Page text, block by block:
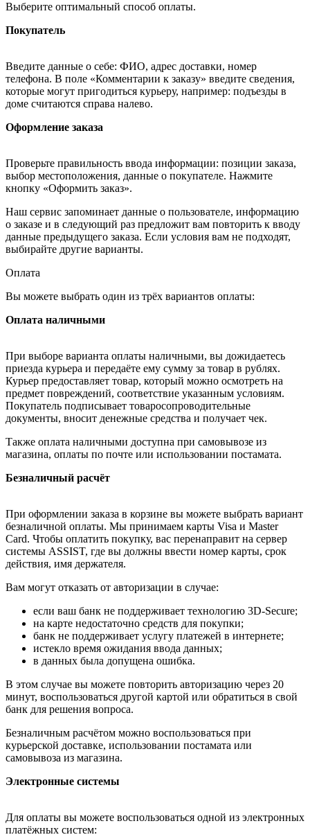
Выберите оптимальный способ оплаты.
Покупатель
Введите данные о себе: ФИО, адрес доставки, номер
телефона. В поле «Комментарии к заказу» введите сведения,
которые могут пригодиться курьеру, например: подъезды в
доме считаются справа налево.
Оформление заказа
Проверьте правильность ввода информации: позиции заказа,
выбор местоположения, данные о покупателе. Нажмите
кнопку «Оформить заказ».
Наш сервис запоминает данные о пользователе, информацию
о заказе и в следующий раз предложит вам повторить к вводу
данные предыдущего заказа. Если условия вам не подходят,
выбирайте другие варианты.
Оплата
Вы можете выбрать один из трёх вариантов оплаты:
Оплата наличными
При выборе варианта оплаты наличными, вы дожидаетесь
приезда курьера и передаёте ему сумму за товар в рублях.
Курьер предоставляет товар, который можно осмотреть на
предмет повреждений, соответствие указанным условиям.
Покупатель подписывает товаросопроводительные
документы, вносит денежные средства и получает чек.
Также оплата наличными доступна при самовывозе из
магазина, оплаты по почте или использовании постамата.
Безналичный расчёт
При оформлении заказа в корзине вы можете выбрать вариант
безналичной оплаты. Мы принимаем карты Visa и Master
Card. Чтобы оплатить покупку, вас перенаправит на сервер
системы ASSIST, где вы должны ввести номер карты, срок
действия, имя держателя.
Вам могут отказать от авторизации в случае:
если ваш банк не поддерживает технологию 3D-Secure;
на карте недостаточно средств для покупки;
банк не поддерживает услугу платежей в интернете;
истекло время ожидания ввода данных;
в данных была допущена ошибка.
В этом случае вы можете повторить авторизацию через 20
минут, воспользоваться другой картой или обратиться в свой
банк для решения вопроса.
Безналичным расчётом можно воспользоваться при
курьерской доставке, использовании постамата или
самовывоза из магазина.
Электронные системы
Для оплаты вы можете воспользоваться одной из электронных
платёжных систем: